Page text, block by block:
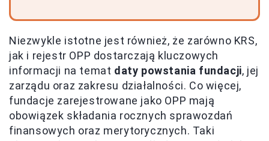
Niezwykle istotne jest również, że zarówno KRS,
jak i rejestr OPP dostarczają kluczowych
informacji na temat daty powstania fundacji, jej
zarządu oraz zakresu działalności. Co więcej,
fundacje zarejestrowane jako OPP mają
obowiązek składania rocznych sprawozdań
finansowych oraz merytorycznych. Taki